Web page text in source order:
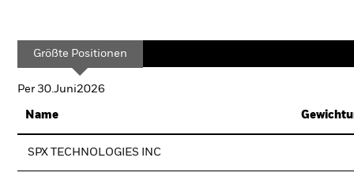
Größte Positionen
Per 30.Juni2026
Name
SPX TECHNOLOGIES INC